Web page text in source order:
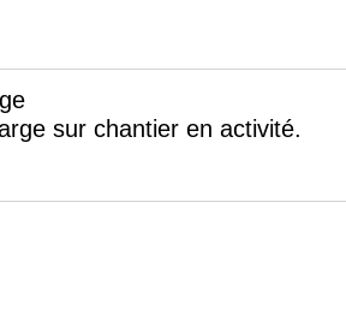
sur chantier en activité.